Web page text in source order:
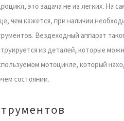
это задача не из легких. На
чем кажется, при наличии
Вездеходный аппарат
из деталей, которые
мотоцикле, который
состоянии.